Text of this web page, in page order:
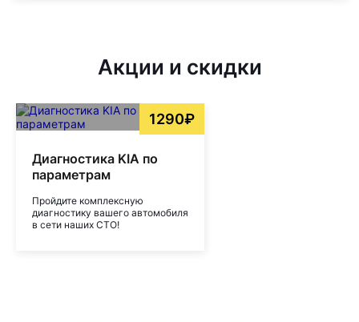
Акции и скидки
1290₽
Диагностика KIA по
параметрам
Пройдите комплексную
диагностику вашего автомобиля
в сети наших СТО!